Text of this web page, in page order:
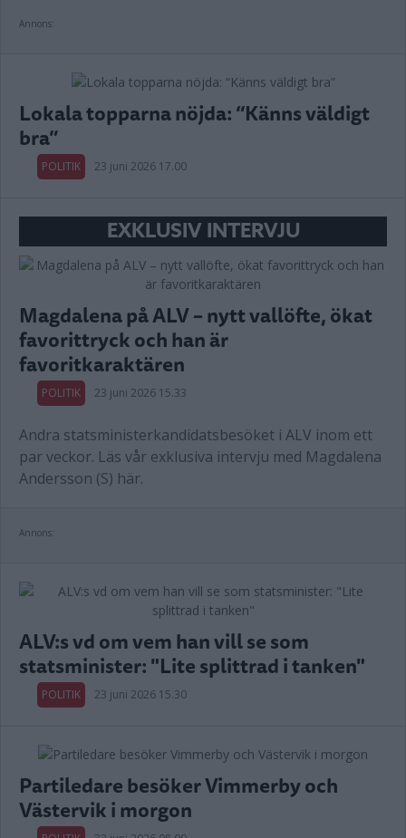
Annons:
Lokala topparna nöjda: “Känns väldigt
bra”
POLITIK 23 juni 2026 17.00
EXKLUSIV INTERVJU
Magdalena på ALV – nytt vallöfte, ökat
favorittryck och han är
favoritkaraktären
POLITIK 23 juni 2026 15.33
Andra statsministerkandidatsbesöket i ALV inom ett
par veckor. Läs vår exklusiva intervju med Magdalena
Andersson (S) här.
Annons:
ALV:s vd om vem han vill se som
statsminister: "Lite splittrad i tanken"
POLITIK 23 juni 2026 15.30
Partiledare besöker Vimmerby och
Västervik i morgon